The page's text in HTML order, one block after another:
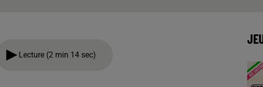
Lecture (2 min 14 sec)